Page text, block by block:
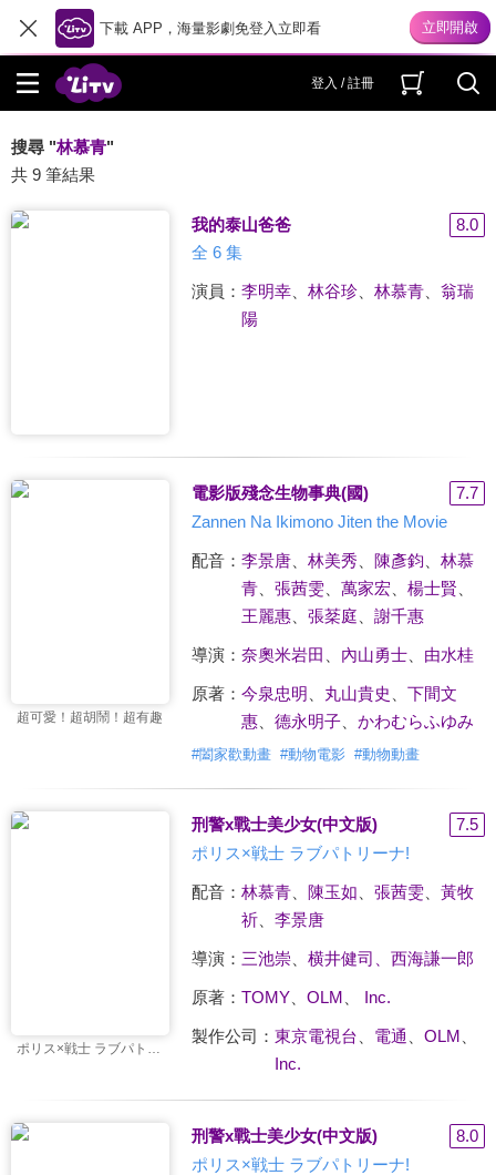
下載 APP，海量影劇免登入立即看
登入 / 註冊
搜尋 "林慕青"
共 9 筆結果
我的泰山爸爸
8.0
全 6 集
演員： 李明幸、 林谷珍、 林慕青、 翁瑞
陽
超可愛！超胡鬧！超有趣
電影版殘念生物事典(國)
7.7
Zannen Na Ikimono Jiten the Movie
配音： 李景唐、 林美秀 陳彥鈞
林慕
青、 張茜雯、 萬家宏 楊士賢
王麗惠、 張棻庭 謝千惠
導演： 奈奧米岩田 內山勇士、 由水桂
原著： 今泉忠明 丸山貴史
下間文
惠、 德永明子、 かわむらふゆみ
#闔家歡動畫 #動物電影 #動物動畫
刑警x戰士美少女(中文版)
7.5
ポリス×戦士 ラブパトリーナ!
配音： 林慕青、 陳玉如 張茜雯、 黃牧
祈、 李景唐
導演： 三池崇、 横井健司、西海謙一郎
原著： TOMY、 OLM Inc.
製作公司： 東京電視台 電通 OLM
Inc.
刑警x戰士美少女(中文版)
8.0
ポリス×戦士 ラブパトリーナ!